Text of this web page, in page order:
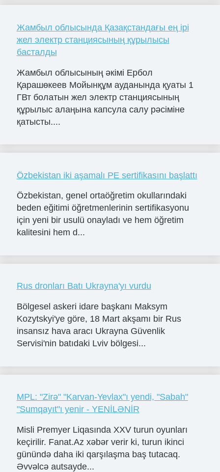
Жамбыл облысында Қазақстандағы ең ірі
жел электр станциясының құрылысы
басталды
Жамбыл облысының әкімі Ербол
Қарашөкеев Мойынқұм ауданында қуаты 1
ГВт болатын жел электр станциясының
құрылыс алаңына капсула салу рәсіміне
қатысты....
Özbekistan iki aşamalı PE sertifikasını başlattı
Özbekistan, genel ortaöğretim okullarındaki
beden eğitimi öğretmenlerinin sertifikasyonu
için yeni bir usulü onayladı ve hem öğretim
kalitesini hem d...
Rus dronları Batı Ukrayna'yı vurdu
Bölgesel askeri idare başkanı Maksym
Kozytskyi'ye göre, 18 Mart akşamı bir Rus
insansız hava aracı Ukrayna Güvenlik
Servisi'nin batıdaki Lviv bölgesi...
MPL: "Zirə" "Karvan-Yevlax"ı yendi, "Sabah"
"Sumqayıt"ı yenir - YENİLƏNİR
Misli Premyer Liqasında XXV turun oyunları
keçirilir. Fanat.Az xəbər verir ki, turun ikinci
günündə daha iki qarşılaşma baş tutacaq.
Əvvəlcə autsayde...